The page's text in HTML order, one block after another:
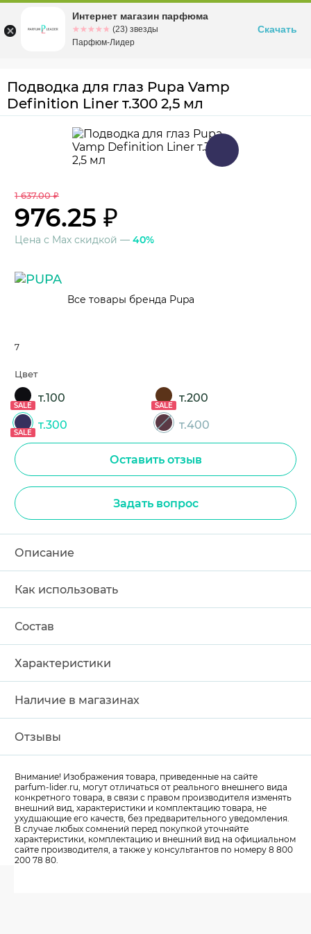
Омскул. Заозерная, 11, к. 1
Подводка для глаз Pupa Vamp
Definition Liner т.300 2,5 мл
1 637.00 ₽
976.25 ₽
Цена с Max скидкой — 40%
Все товары бренда Pupa
7
Цвет
SALE
т.100
SALE
т.200
SALE
т.300 т.400
Оставить отзыв
Задать вопрос
Описание
Как использовать
Состав
Характеристики
Наличие в магазинах
Отзывы
Внимание! Изображения товара, приведенные на сайте
parfum-lider.ru, могут отличаться от реального внешнего вида
конкретного товара, в связи с правом производителя изменять
внешний вид, характеристики и комплектацию товара, не
ухудшающие его качеств, без предварительного уведомления.
В случае любых сомнений перед покупкой уточняйте
характеристики, комплектацию и внешний вид на официальном
сайте производителя, а также у консультантов по номеру 8 800
200 78 80.
Интернет магазин парфюма
☆☆☆☆☆
★★★★★ (23) звезды
Парфюм-Лидер
Скачать